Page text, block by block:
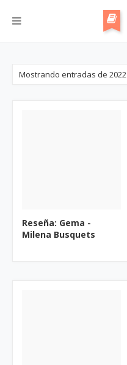
Mostrando entradas de 2022
Reseña: Gema -
Milena Busquets